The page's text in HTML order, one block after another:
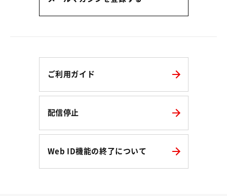
ご利用ガイド
配信停止
Web ID機能の終了について